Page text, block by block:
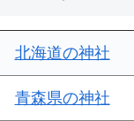
北海道の神社
青森県の神社